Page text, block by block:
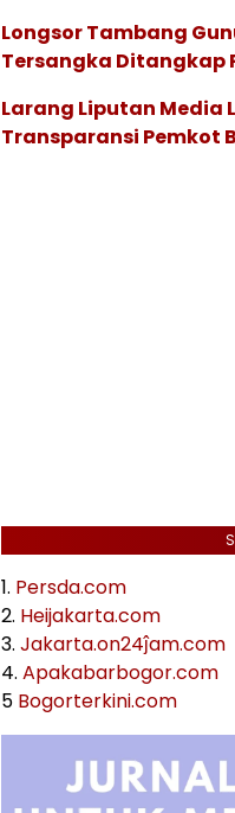
Longsor Tambang
Tersangka Ditangkap
Larang Liputan Media
Transparansi Pemkot
1. Persda.com
2. Heijakarta.com
3. Jakarta.on24ĵam.com
4. Apakabarbogor.com
5 Bogorterkini.com